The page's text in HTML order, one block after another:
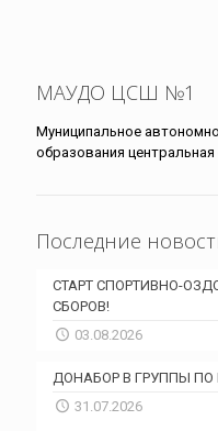
МАУДО ЦСШ №1
Муниципальное
образования
Последние
СТАРТ СПОРТИВНО-
СБОРОВ!
03.08.2026
ДОНАБОР В ГРУППЫ
31.07.2026